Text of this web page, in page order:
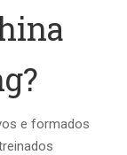
e formados